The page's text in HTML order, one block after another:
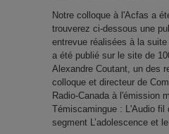
Notre colloque à l'Acfas a
trouverez ci-dessous une
entrevue réalisées à la
a été publié sur le site de
Alexandre Coutant, un des
colloque et directeur de
Radio-Canada à l'émission
Témiscamingue : L'Audio fil
segment L’adolescence et